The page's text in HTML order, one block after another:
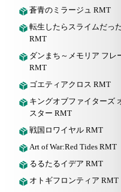
蒼青のミラージュ RMT
転生したらスライムだっ
RMT
ダンまち～メモリア フレ
RMT
ゴエティアクロス RMT
キングオブファイターズ
スター RMT
戦国ロワイヤル RMT
Art of War:Red Tides RMT
るるたるイデア RMT
オトギフロンティア RMT